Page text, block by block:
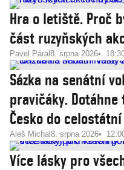
Hra o letiště. Proč
část ruzyňských
Pavel Páral 8. srpna 2026
Sázka na senátní
pravičáky.
Česko do
Aleš Michal 8. srpna 2026
Více lásky pro